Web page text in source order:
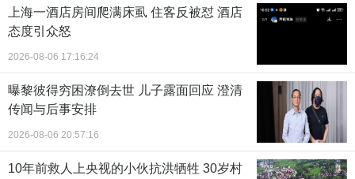
上海一酒店房间爬满床虱 住客反被怼 酒店
态度引众怒
2026-08-06 17:16:24
曝黎彼得穷困潦倒去世 儿子露面回应 澄清
传闻与后事安排
2026-08-06 20:57:16
10年前救人上央视的小伙抗洪牺牲 30岁村